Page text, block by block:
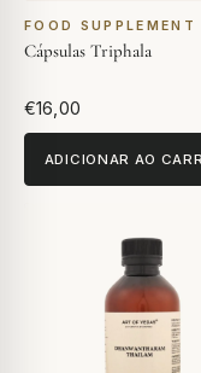
FOOD SUPPLEMENT
Cápsulas Triphala
€16,00
ADICIONAR AO